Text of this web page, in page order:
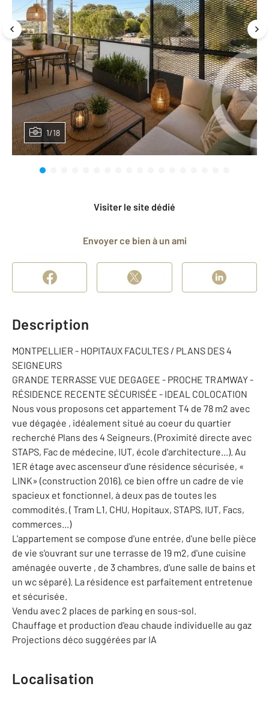
1/18
Visiter le site dédié
Envoyer ce bien à un ami
Description
MONTPELLIER - HOPITAUX FACULTES / PLANS DES 4
SEIGNEURS
GRANDE TERRASSE VUE DEGAGEE - PROCHE TRAMWAY -
RÉSIDENCE RECENTE SÉCURISÉE - IDEAL COLOCATION
Nous vous proposons cet appartement T4 de 78 m2 avec
vue dégagée , idéalement situé au coeur du quartier
recherché Plans des 4 Seigneurs. (Proximité directe avec
STAPS, Fac de médecine, IUT, école d'architecture...). Au
1ER étage avec ascenseur d'une résidence sécurisée, «
LINK» (construction 2016), ce bien offre un cadre de vie
spacieux et fonctionnel, à deux pas de toutes les
commodités. ( Tram L1, CHU, Hopitaux, STAPS, IUT, Facs,
commerces...)
L'appartement se compose d'une entrée, d'une belle pièce
de vie s'ouvrant sur une terrasse de 19 m2, d'une cuisine
aménagée ouverte , de 3 chambres, d'une salle de bains et
un wc séparé). La résidence est parfaitement entretenue
et sécurisée.
Vendu avec 2 places de parking en sous-sol.
Chauffage et production d'eau chaude individuelle au gaz
Projections déco suggérées par IA
Localisation